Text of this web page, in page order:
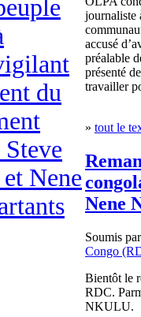
du
Nene
journaliste
accusé
préalable
présenté
travailler
» tout le
Nene
Soumis
Congo
Bientôt le
RDC.
NKULU.